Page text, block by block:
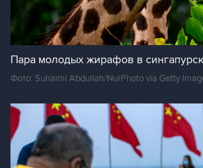
Пара молодых жирафов в
Фото: Suhaimi Abdullah/NurPhoto via Getty